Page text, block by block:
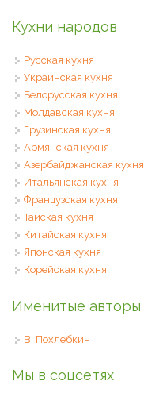
Кухни народов
Русская кухня
Украинская кухня
Белорусская кухня
Молдавская кухня
Грузинская кухня
Армянская кухня
Азербайджанская кухня
Итальянская кухня
Французская кухня
Тайская кухня
Китайская кухня
Японская кухня
Корейская кухня
Именитые авторы
В. Похлебкин
Мы в соцсетях